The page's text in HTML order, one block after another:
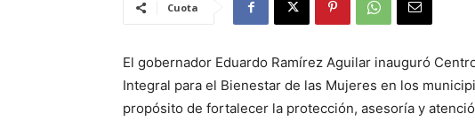
Cuota
El gobernador Eduardo Ramírez Aguilar inauguró
Integral para el Bienestar de las Mujeres en los
propósito de fortalecer la protección, asesoría y